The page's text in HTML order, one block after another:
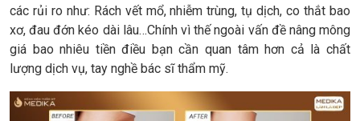
các rủi ro như: Rách vết mổ, nhiễm trùng, tụ dịch, co thắt bao
xơ, đau đớn kéo dài lâu…Chính vì thế ngoài vấn đề nâng mông
giá bao nhiêu tiền điều bạn cần quan tâm hơn cả là chất
lượng dịch vụ, tay nghề bác sĩ thẩm mỹ.